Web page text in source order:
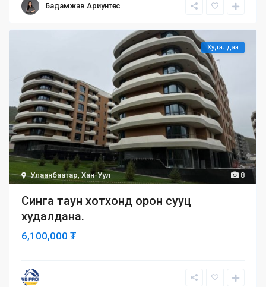
Бадамжав Ариунтөгс
8
Улаанбаатар ,Хан-Уул
Худалдаа
Синга таун хотхонд орон сууц
худалдана.
6,100,000 ₮